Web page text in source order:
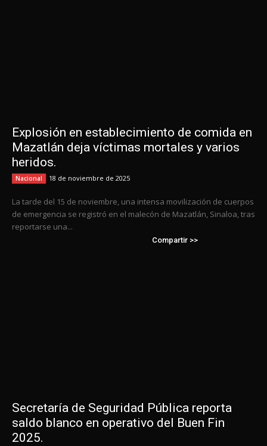
Explosión en establecimiento de comida en
Mazatlán deja víctimas mortales y varios
heridos.
Nacional 18 de noviembre de 2025
La tarde del 15 de noviembre, una intensa movilización de cuerpos
de emergencia se registró en el malecón de Mazatlán, Sinaloa, tras
reportarse una...
Compartir >>
Secretaría de Seguridad Pública reporta
saldo blanco en operativo del Buen Fin
2025.